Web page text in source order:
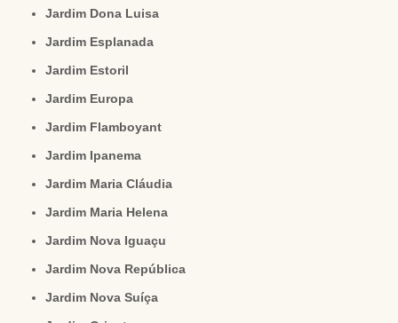
Jardim Dona Luisa
Jardim Esplanada
Jardim Estoril
Jardim Europa
Jardim Flamboyant
Jardim Ipanema
Jardim Maria Cláudia
Jardim Maria Helena
Jardim Nova Iguaçu
Jardim Nova República
Jardim Nova Suíça